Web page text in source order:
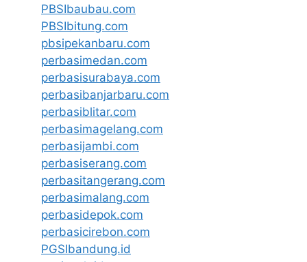
PBSIbaubau.com
PBSIbitung.com
pbsipekanbaru.com
perbasimedan.com
perbasisurabaya.com
perbasibanjarbaru.com
perbasiblitar.com
perbasimagelang.com
perbasijambi.com
perbasiserang.com
perbasitangerang.com
perbasimalang.com
perbasidepok.com
perbasicirebon.com
PGSIbandung.id